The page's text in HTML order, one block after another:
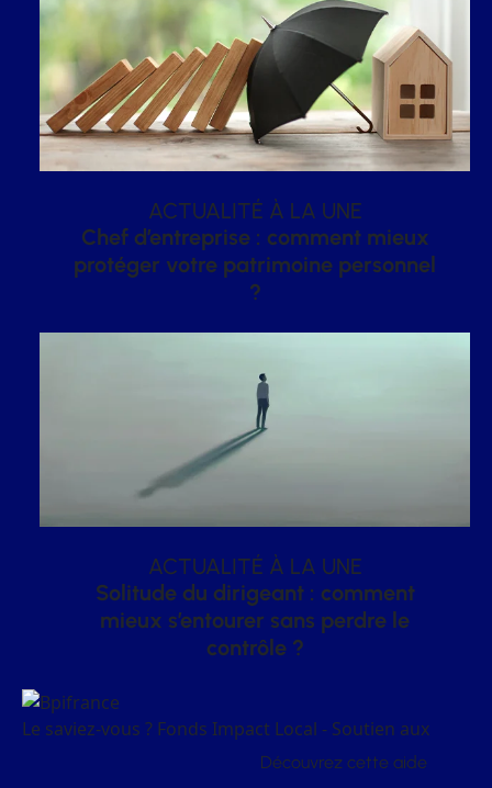
ACTUALITÉ À LA UNE
Chef d’entreprise : comment mieux
protéger votre patrimoine personnel
?
ACTUALITÉ À LA UNE
Solitude du dirigeant : comment
mieux s’entourer sans perdre le
contrôle ?
Le saviez-vous ? Fonds Impact Local - Soutien aux
Découvrez cette aide